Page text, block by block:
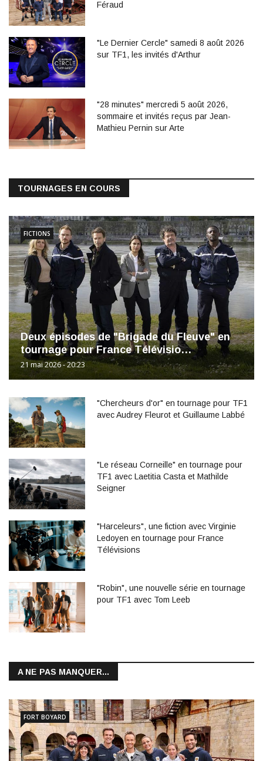
Féraud
"Le Dernier Cercle" samedi 8 août 2026
sur TF1, les invités d'Arthur
"28 minutes" mercredi 5 août 2026,
sommaire et invités reçus par Jean-
Mathieu Pernin sur Arte
TOURNAGES EN COURS
Deux épisodes de "Brigade du Fleuve" en
tournage pour France Télévisio…
21 mai 2026 - 20:23
FICTIONS
"Chercheurs d'or" en tournage pour TF1
avec Audrey Fleurot et Guillaume Labbé
"Le réseau Corneille" en tournage pour
TF1 avec Laetitia Casta et Mathilde
Seigner
"Harceleurs", une fiction avec Virginie
Ledoyen en tournage pour France
Télévisions
"Robin", une nouvelle série en tournage
pour TF1 avec Tom Leeb
A NE PAS MANQUER...
FORT BOYARD